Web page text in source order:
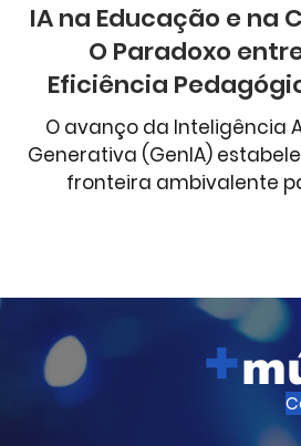
IA na Educação e na
O Paradoxo
Eficiência
Crise dos Direitos
O avanço da Inteligência
Generativa (GenIA)
fronteira ambivalente
potencial disruptivo na
do aprendizado, por outro, a
cultural enfrenta uma
ativos sem certificação
a sustentabilidade de
ecossistema de streaming
+